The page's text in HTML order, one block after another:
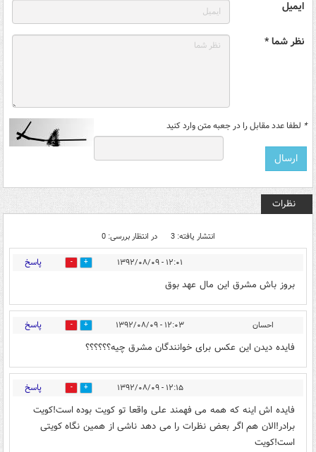
ایمیل
نظر شما *
* لطفا عدد مقابل را در جعبه متن وارد کنید
نظرات
انتشار یافته: 3 در انتظار بررسی: 0
۱۲:۰۱ - ۱۳۹۲/۰۸/۰۹ 0 پاسخ
بروز باش مشرق این مال عهد بوق
احسان ۱۲:۰۳ - ۱۳۹۲/۰۸/۰۹ 0 پاسخ
فایده دیدن این عکس برای خوانندگان مشرق چیه؟؟؟؟؟؟
۱۲:۱۵ - ۱۳۹۲/۰۸/۰۹ 0 پاسخ
فایده اش اینه که همه می فهمند علی واقعا تو کویت بوده است!کویت
برادر!الان هم اگر بعض نظرات را می دهد ناشی از همین نگاه کویتی
است!کویت